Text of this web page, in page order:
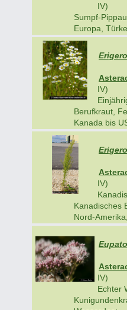
IV)
Sumpf-Pippau
Europa,
IV)
Berufkraut,
Kanada bis
IV)
Kanadisches
Nord-
IV)
Echter